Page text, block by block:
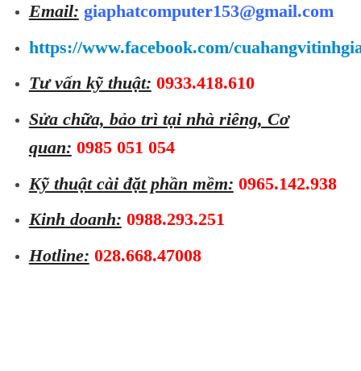
Email: giaphatcomputer153@gmail.com
https://www.facebook.com/
Tư vấn kỹ thuật: 0933.418.610
Sửa chữa, bảo trì tại nhà riêng, Cơ
quan: 0985 051 054
Kỹ thuật cài đặt phần mềm: 0965.142.938
Kinh doanh: 0988.293.251
Hotline: 028.668.47008